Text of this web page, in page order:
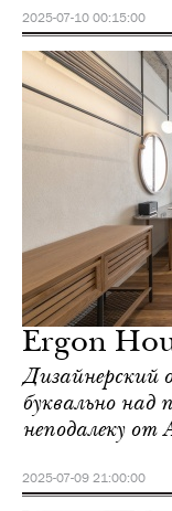
2025-07-10 00:15:00
Ergon
Дизайнерский
буквально
неподалеку от
2025-07-09 21:00:00